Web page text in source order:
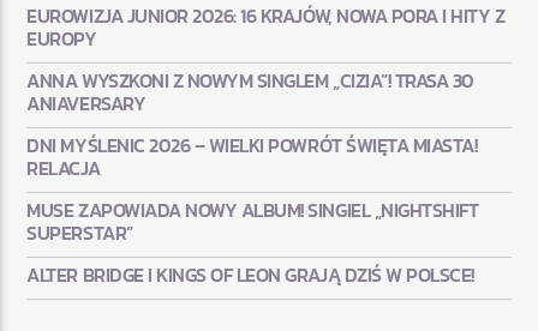
EUROWIZJA JUNIOR 2026: 16 KRAJÓW, NOWA PORA I HITY Z
EUROPY
ANNA WYSZKONI Z NOWYM SINGLEM „CIZIA”! TRASA 30
ANIAVERSARY
DNI MYŚLENIC 2026 – WIELKI POWRÓT ŚWIĘTA MIASTA!
RELACJA
MUSE ZAPOWIADA NOWY ALBUM! SINGIEL „NIGHTSHIFT
SUPERSTAR”
ALTER BRIDGE I KINGS OF LEON GRAJĄ DZIŚ W POLSCE!